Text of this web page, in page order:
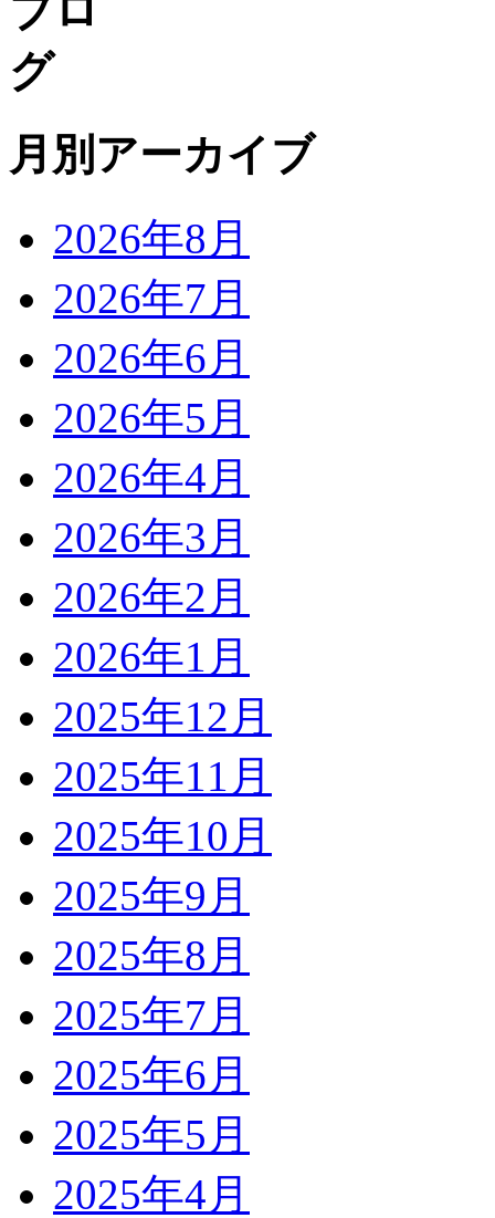
月別アーカイブ
2026年8月
2026年7月
2026年6月
2026年5月
2026年4月
2026年3月
2026年2月
2026年1月
2025年12月
2025年11月
2025年10月
2025年9月
2025年8月
2025年7月
2025年6月
2025年5月
2025年4月